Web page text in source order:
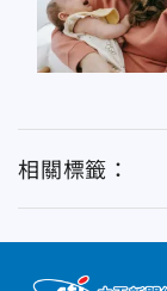
相關標籤：